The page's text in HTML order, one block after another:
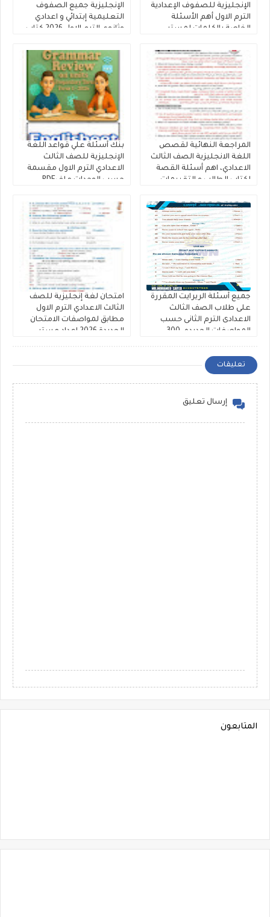
الإنجليزية للصفوف الإعدادية
الترم الاول أهم الأسئلة
الخاصة بالكلمات لمستر
الإنجليزية جميع الصفوف
التعليمية إبتدائي و اعدادي
وثانوي الترم الاول 2026 كتاب
المراجعة النهائية لقصص
اللغة الانجليزية الصف الثالث
الاعدادي، اهم أسئلة القصة
لكتاب الطالب و التقييمات
كتاب فايف ستارز
بنك أسئلة علي قواعد اللغة
الإنجليزية للصف الثالث
الاعدادي الترم الاول مقسمة
حسب الوحدات ملفPDF
جميع أسئلة الريرايت المقررة
على طلاب الصف الثالث
الاعدادى الترم الثانى حسب
المواصفات الجديده، 300
الاعدادية ملفات مجمعة
امتحان لغة إنجليزية للصف
الثالث الاعدادي الترم الاول
مطابق لمواصفات الامتحان
الجديدة 2026 إعداد مستر
تعليقات
إرسال تعليق
المتابعون